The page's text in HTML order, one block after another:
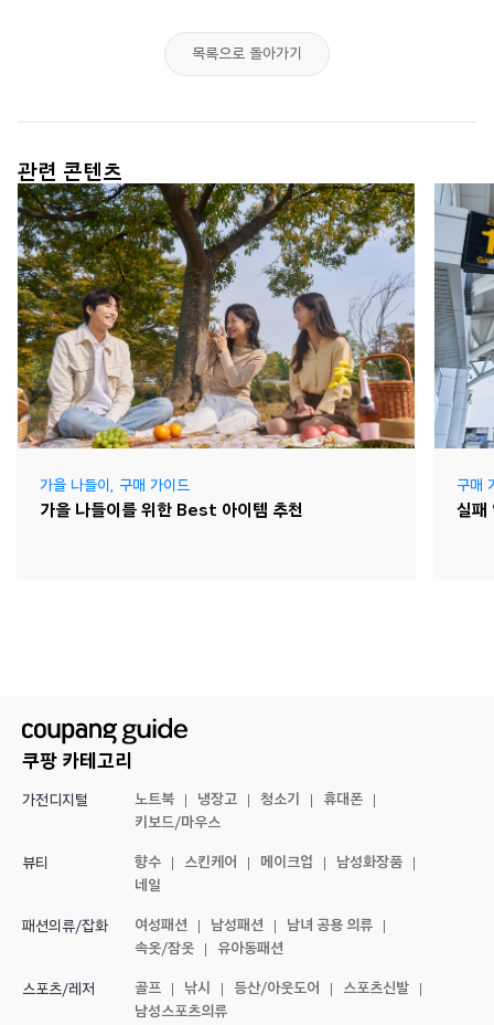
목록으로 돌아가기
관련 콘텐츠
가을 나들이를 위한 Best 아이템 추천
가을 나들이 , 구매 가이드
실패
구매
쿠팡 카테고리
가전디지털 노트북 냉장고 청소기
휴대폰
키보드/마우스
뷰티 향수 스킨케어 메이크업
남성화장품
네일
패션의류/잡화 여성패션 남성패션
남녀 공용 의류
속옷/잠옷
유아동패션
스포츠/레저 골프 낚시 등산/아웃도어
스포츠신발
남성스포츠의류